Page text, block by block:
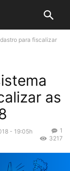
para fiscalizar
as
- 19:05h
1
3217